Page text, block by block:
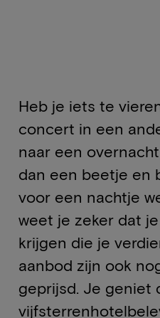
Heb je iets te
concert in een
naar een
dan een beetje en
voor een nachtje
weet je zeker dat
krijgen die je
aanbod zijn ook
geprijsd. Je geniet